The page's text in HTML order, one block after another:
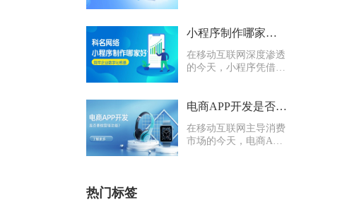
无论是电商零售、本地
业管理系统，定制化
APP都能有效打通线上
小程序制作哪家好？科名网络用专业筑牢企业数字化根基
在移动互联网深度渗透
的今天，小程序凭借轻
打通线上渠道、沉淀私
论是初创商户还是成熟
企业，都纷纷布局小程
电商APP开发是否要多做营销功能
在移动互联网主导消费
市场的今天，电商APP
热门标签